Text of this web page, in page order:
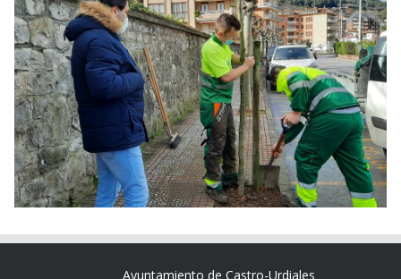
Ayuntamiento de Castro-Urdiales